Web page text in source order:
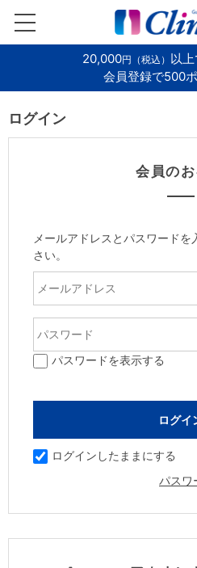
20,000円（税込） 以
会員登録で500
ログイン
会員の
メールアドレスとパスワード
さい。
パスワードを表示する
ログインしたままにする
パスワ